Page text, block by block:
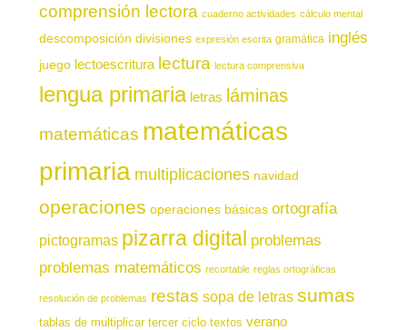
comprensión lectora cuaderno actividades cálculo mental
descomposición divisiones expresión escrita gramática inglés
juego lectoescritura lectura lectura comprensiva
lengua primaria letras láminas
matemáticas matemáticas
primaria multiplicaciones navidad
operaciones operaciones básicas ortografía
pictogramas pizarra digital problemas
problemas matemáticos recortable reglas ortográficas
resolución de problemas restas sopa de letras sumas
tablas de multiplicar tercer ciclo textos verano